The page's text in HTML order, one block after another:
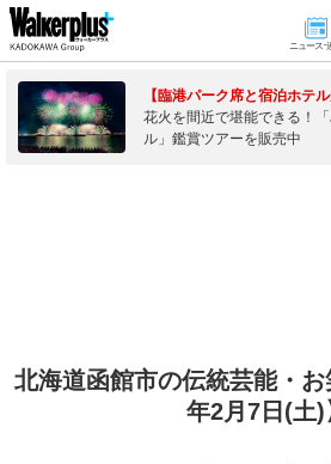
ニュース･
【臨港パーク席と宿泊ホテル
花火を間近で堪能できる！
ル」鑑賞ツアーを販売中
北海道函館市の伝統芸能・
年2月7日(土)